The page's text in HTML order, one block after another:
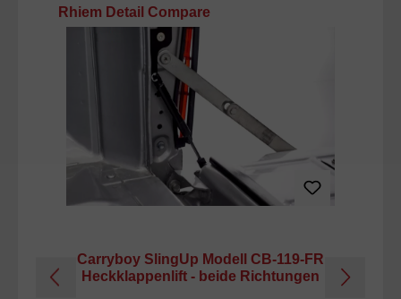
Produktgalerie überspringen
Rhiem Detail Compare
Carryboy SlingUp Modell CB-119-FR
Heckklappenlift - beide Richtungen